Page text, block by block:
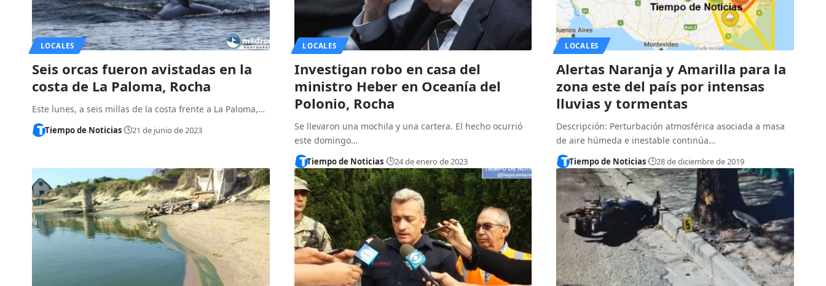
LOCALES
Seis orcas fueron avistadas en la
costa de La Paloma, Rocha
Este lunes, a seis millas de la costa frente a La Paloma,…
Tiempo de Noticias 21 de junio de 2023
LOCALES
Investigan robo en casa del
ministro Heber en Oceanía del
Polonio, Rocha
Se llevaron una mochila y una cartera. El hecho ocurrió
este domingo…
Tiempo de Noticias 24 de enero de 2023
LOCALES
Alertas Naranja y Amarilla para la
zona este del país por intensas
lluvias y tormentas
Descripción: Perturbación atmosférica asociada a masa
de aire húmeda e inestable continúa…
Tiempo de Noticias 28 de diciembre de 2019